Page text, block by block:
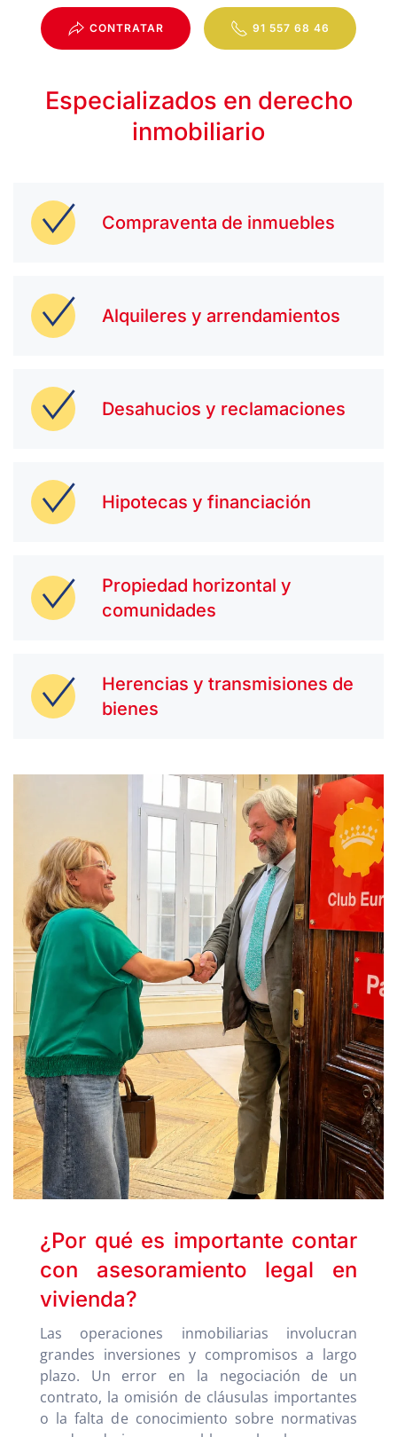
CONTRATAR 91 557 68 46
Especializados en derecho
inmobiliario
Compraventa de inmuebles
Alquileres y arrendamientos
Desahucios y reclamaciones
Hipotecas y financiación
Propiedad horizontal y
comunidades
Herencias y transmisiones de
bienes
¿Por qué es importante contar
con asesoramiento legal en
vivienda?
Las operaciones inmobiliarias involucran
grandes inversiones y compromisos a largo
plazo. Un error en la negociación de un
contrato, la omisión de cláusulas importantes
o la falta de conocimiento sobre normativas